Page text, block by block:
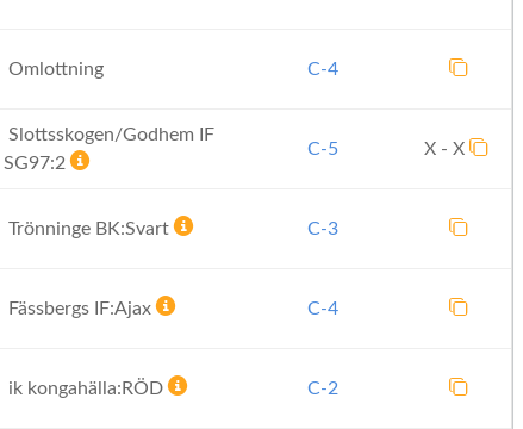
Omlottning C-4
Slottsskogen/Godhem IF
SG97:2
C-5 X - X
Trönninge BK:Svart C-3
Fässbergs IF:Ajax C-4
ik kongahälla:RÖD C-2